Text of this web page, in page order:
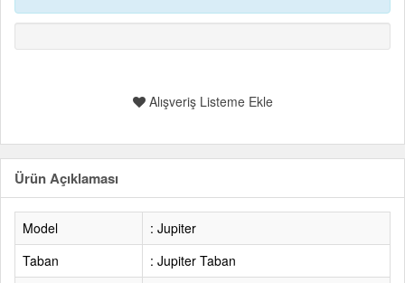
Alışveriş Listeme Ekle
Ürün Açıklaması
Model
: Jupiter
Taban
: Jupiter Taban